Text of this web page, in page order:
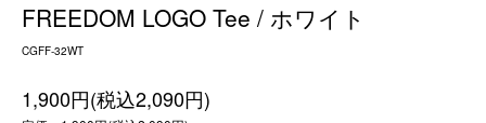
FREEDOM LOGO Tee / ホワイト
CGFF-32WT
1,900円(税込2,090円)